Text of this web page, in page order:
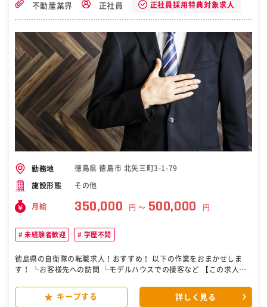
不動産業界 正社員 正社員採用特典対象求人
勤務地 徳島県 徳島市 北矢三町3-1-79
施設形態 その他
月給 350,000 円 〜 500,000 円
未経験者歓迎 学歴不問
徳島県の自衛隊の転職求人！おすすめ！ 以下の作業をおまかせしま
す！ └お客様先への訪問 └モデルハウスでの接客など 【この求人のP
▶スキルアップできる環境です！ ▶インセンティブ制度あり！ ［自衛
隊・転職・求人］
キープする 詳しく見る